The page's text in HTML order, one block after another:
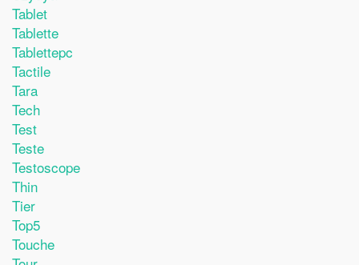
Tablet
Tablette
Tablettepc
Tactile
Tara
Tech
Test
Teste
Testoscope
Thin
Tier
Top5
Touche